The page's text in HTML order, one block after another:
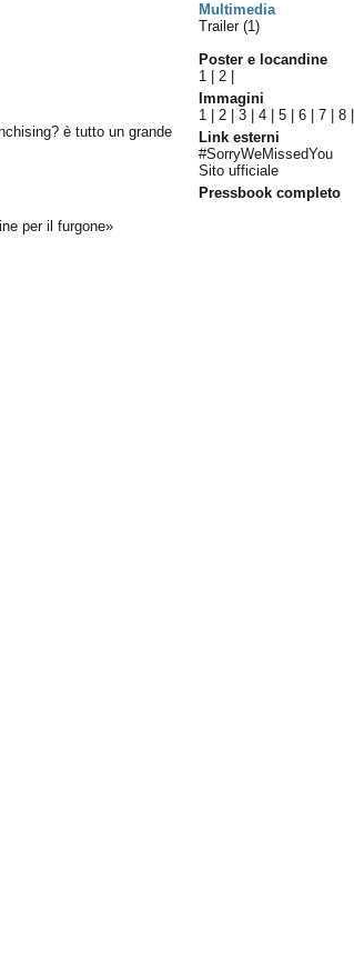
Multimedia
è tutto un grande
per il furgone»
Trailer (1)
Poster e locandine
1 |2
Immagini
1 |2 |3 |4 |5 |6 |7 |8
Link esterni
#SorryWeMissedYou
Sito ufficiale
Pressbook completo